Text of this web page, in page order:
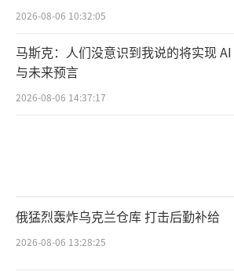
2026-08-06 10:32:05
马斯克：人们没意识到我说的将实现 AI
与未来预言
2026-08-06 14:37:17
俄猛烈轰炸乌克兰仓库 打击后勤补给
2026-08-06 13:28:25